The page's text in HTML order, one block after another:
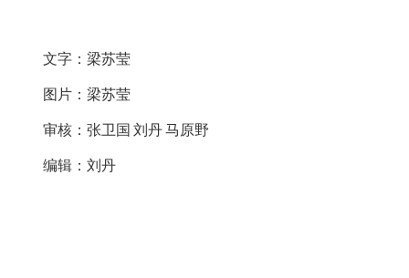
文字：梁苏莹
图片：梁苏莹
审核：张卫国 刘丹马原野
编辑：刘丹